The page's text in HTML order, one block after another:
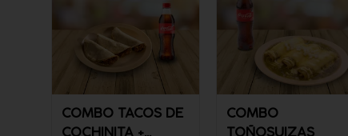
COMBO TACOS DE
COCHINITA +
COMBO
TOÑOSUIZAS